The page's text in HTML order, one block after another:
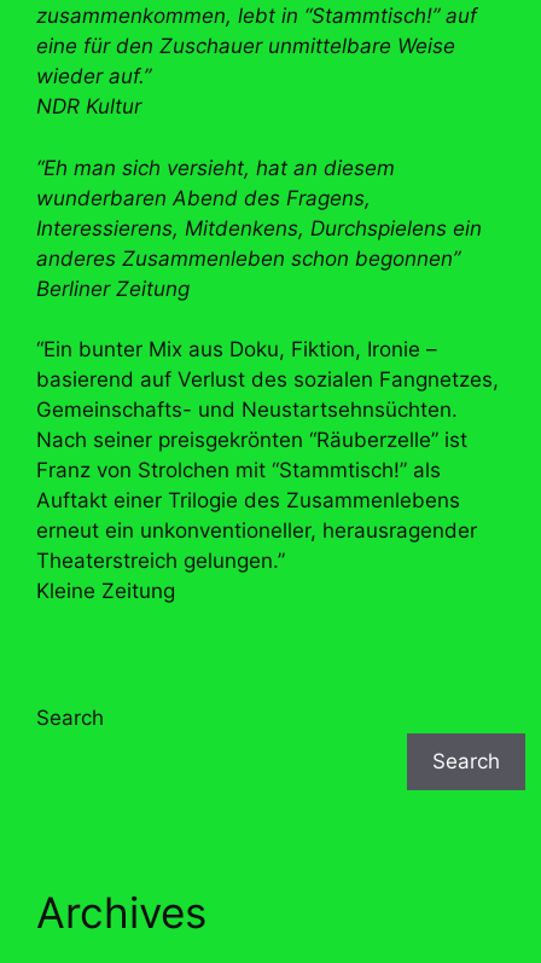
zusammenkommen, lebt in “Stammtisch!” auf
eine für den Zuschauer unmittelbare Weise
wieder auf.”
NDR Kultur
“Eh man sich versieht, hat an diesem
wunderbaren Abend des Fragens,
Interessierens, Mitdenkens, Durchspielens ein
anderes Zusammenleben schon begonnen”
Berliner Zeitung
“Ein bunter Mix aus Doku, Fiktion, Ironie –
basierend auf Verlust des sozialen Fangnetzes,
Gemeinschafts- und Neustartsehnsüchten.
Nach seiner preisgekrönten “Räuberzelle” ist
Franz von Strolchen mit “Stammtisch!” als
Auftakt einer Trilogie des Zusammenlebens
erneut ein unkonventioneller, herausragender
Theaterstreich gelungen.”
Kleine Zeitung
Search
Search
Archives